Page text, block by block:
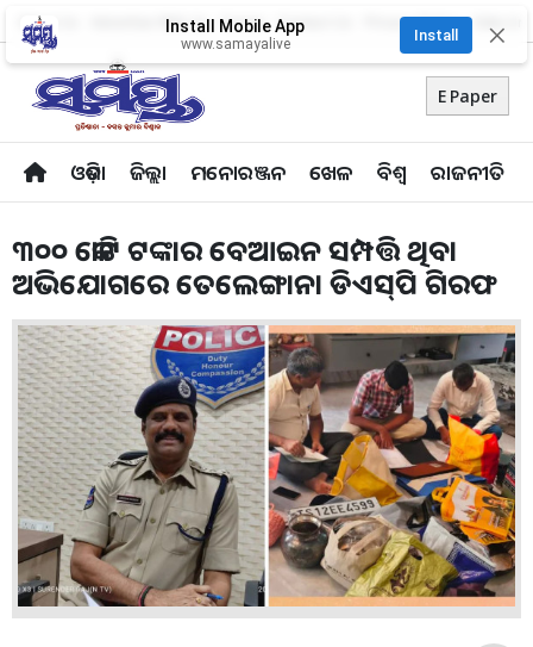
About Us Advertise With Us Career Contact Us Privacy Policy
E Paper
ଓଡ଼ିଶା ଜିଲ୍ଲା ମନୋରଞ୍ଜନ ଖେଳ ବିଶ୍ବ ରାଜନୀତି
Install Mobile App
www.samayalive
Install ✕
୩୦୦ କୋଟି ଟଙ୍କାର ବେଆଇନ ସମ୍ପତ୍ତି ଥିବା
ଅଭିଯୋଗ‌ରେ ତେଲେଙ୍ଗାନା ଡିଏସ୍‌ପି ଗିରଫ